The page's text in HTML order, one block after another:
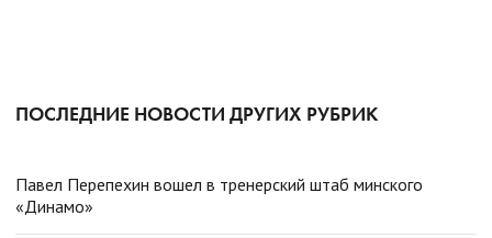
ПОСЛЕДНИЕ НОВОСТИ ДРУГИХ РУБРИК
Павел Перепехин вошел в тренерский штаб минского
«Динамо»